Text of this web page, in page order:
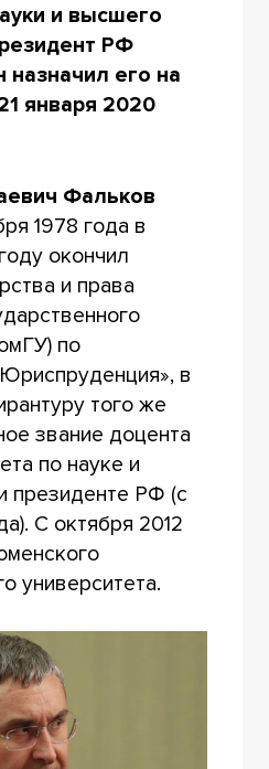
и высшего
РФ
назначил его на
января 2020
Фальков
1978 года в
окончил
и права
по
в
того же
звание доцента
по науке и
президенте РФ (с
С октября 2012
университета.